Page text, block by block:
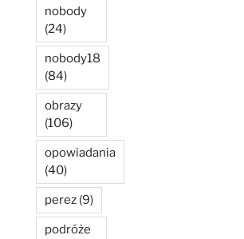
nobody
(24)
nobody18
(84)
obrazy
(106)
opowiadania
(40)
perez (9)
podróże